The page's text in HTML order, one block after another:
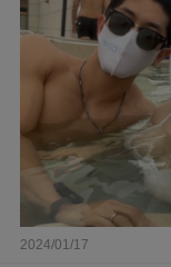
2024/01/17